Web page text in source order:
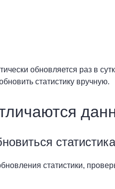
обновляется раз в
статистику вручную.
статистика
статистики,